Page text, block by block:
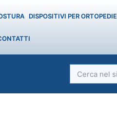
DISPOSITIVI PER ORTOPEDIE